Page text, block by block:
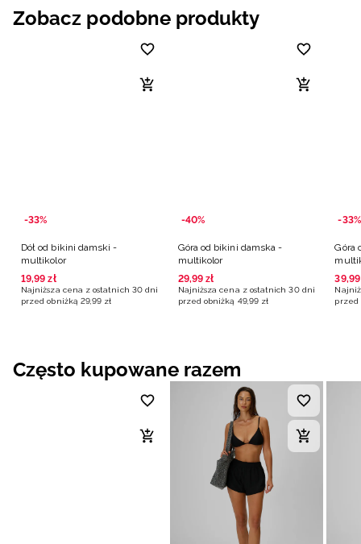
Zobacz podobne produkty
-33%
Dół od bikini damski -
multikolor
19,99 zł
Najniższa cena z ostatnich 30 dni
przed obniżką 29,99 zł
-40%
Góra od bikini damska -
multikolor
29,99 zł
Najniższa cena z ostatnich 30 dni
przed obniżką 49,99 zł
-33%
Góra
39,99
przed
Często kupowane razem